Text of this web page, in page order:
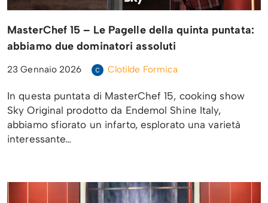
MasterChef 15 – Le Pagelle della quinta puntata:
abbiamo due dominatori assoluti
23 Gennaio 2026 Clotilde Formica
In questa puntata di MasterChef 15, cooking show
Sky Original prodotto da Endemol Shine Italy,
abbiamo sfiorato un infarto, esplorato una varietà
interessante…